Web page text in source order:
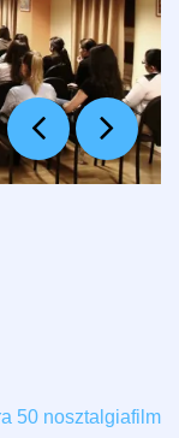
50 nosztalgiafilm